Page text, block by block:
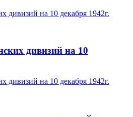
дивизий на 10